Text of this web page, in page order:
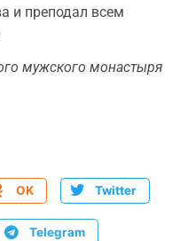
и преподал всем
мужского монастыря
OK Twitter
Telegram